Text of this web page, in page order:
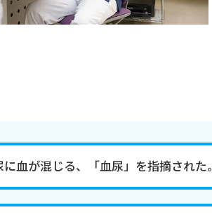
に血が混じる、 「血尿」を指摘された。